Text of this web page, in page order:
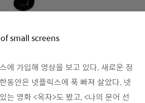
small screens
에 가입해 영상을 보고 있다. 새로운 정
동안은 넷플릭스에 푹 빠져 살았다. 넷
는 영화 <옥자>도 봤고, <나의 문어 선